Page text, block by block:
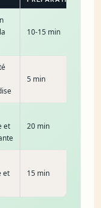
10-15 min
5 min
et
20 min
et
15 min